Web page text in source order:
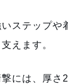
ステップや
えます。
には、厚さ